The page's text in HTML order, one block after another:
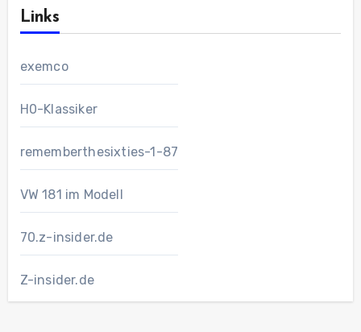
Links
exemco
H0-Klassiker
rememberthesixties-1-87
VW 181 im Modell
70.z-insider.de
Z-insider.de